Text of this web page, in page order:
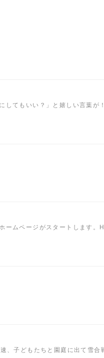
してもいい？」と嬉しい言葉が
ームページがスタートします。
、子どもたちと園庭に出て雪合